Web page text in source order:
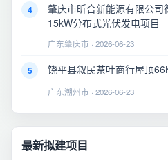
4
肇庆市昕合新能源有限公
15kW分布式光伏发电项目
广东肇庆市 · 2026-06-23
5 饶平县叙民茶叶商行屋顶
广东潮州市 · 2026-06-23
最新拟建项目